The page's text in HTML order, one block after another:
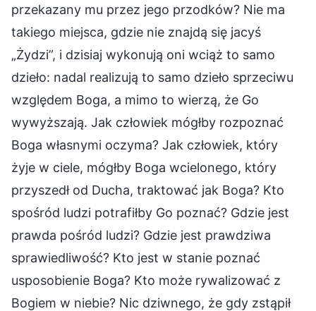
przekazany mu przez jego przodków? Nie ma
takiego miejsca, gdzie nie znajdą się jacyś
„Żydzi”, i dzisiaj wykonują oni wciąż to samo
dzieło: nadal realizują to samo dzieło sprzeciwu
względem Boga, a mimo to wierzą, że Go
wywyższają. Jak człowiek mógłby rozpoznać
Boga własnymi oczyma? Jak człowiek, który
żyje w ciele, mógłby Boga wcielonego, który
przyszedł od Ducha, traktować jak Boga? Kto
spośród ludzi potrafiłby Go poznać? Gdzie jest
prawda pośród ludzi? Gdzie jest prawdziwa
sprawiedliwość? Kto jest w stanie poznać
usposobienie Boga? Kto może rywalizować z
Bogiem w niebie? Nic dziwnego, że gdy zstąpił